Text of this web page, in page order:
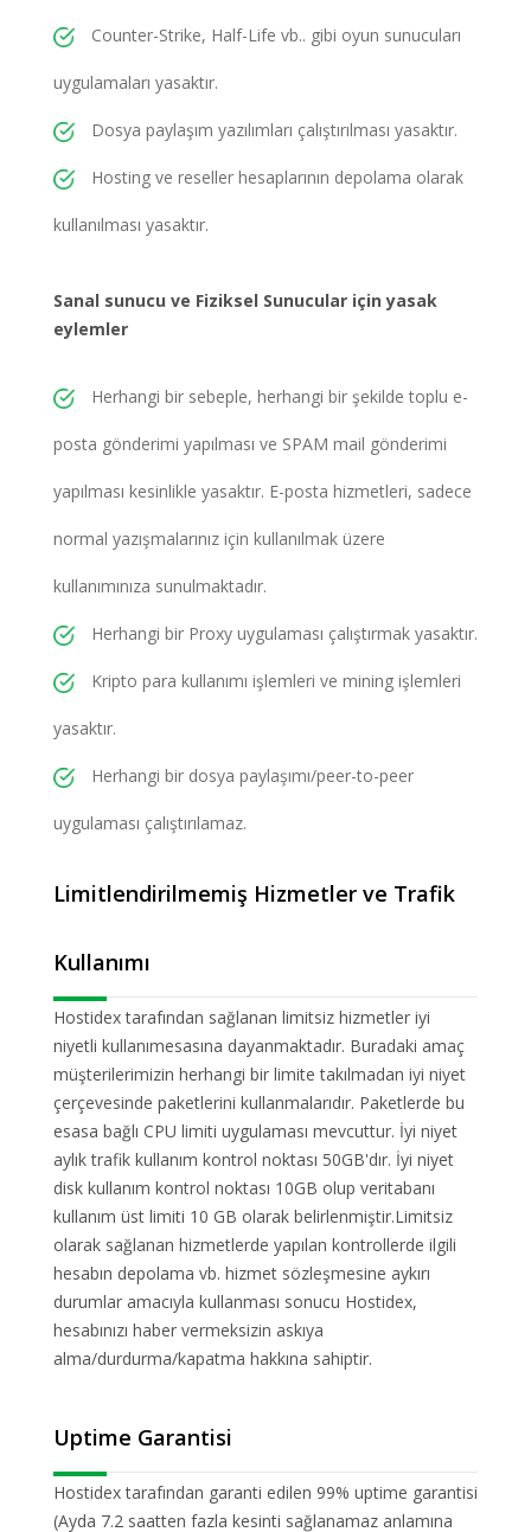
Counter-Strike, Half-Life vb.. gibi oyun sunucuları
uygulamaları yasaktır.
Dosya paylaşım yazılımları çalıştırılması yasaktır.
Hosting ve reseller hesaplarının depolama olarak
kullanılması yasaktır.
Sanal sunucu ve Fiziksel Sunucular için yasak
eylemler
Herhangi bir sebeple, herhangi bir şekilde toplu e-
posta gönderimi yapılması ve SPAM mail gönderimi
yapılması kesinlikle yasaktır. E-posta hizmetleri, sadece
normal yazışmalarınız için kullanılmak üzere
kullanımınıza sunulmaktadır.
Herhangi bir Proxy uygulaması çalıştırmak yasaktır.
Kripto para kullanımı işlemleri ve mining işlemleri
yasaktır.
Herhangi bir dosya paylaşımı/peer-to-peer
uygulaması çalıştırılamaz.
Limitlendirilmemiş Hizmetler ve Trafik
Kullanımı
Hostidex tarafından sağlanan limitsiz hizmetler iyi
niyetli kullanımesasına dayanmaktadır. Buradaki amaç
müşterilerimizin herhangi bir limite takılmadan iyi niyet
çerçevesinde paketlerini kullanmalarıdır. Paketlerde bu
esasa bağlı CPU limiti uygulaması mevcuttur. İyi niyet
aylık trafik kullanım kontrol noktası 50GB'dır. İyi niyet
disk kullanım kontrol noktası 10GB olup veritabanı
kullanım üst limiti 10 GB olarak belirlenmiştir.Limitsiz
olarak sağlanan hizmetlerde yapılan kontrollerde ilgili
hesabın depolama vb. hizmet sözleşmesine aykırı
durumlar amacıyla kullanması sonucu Hostidex,
hesabınızı haber vermeksizin askıya
alma/durdurma/kapatma hakkına sahiptir.
Uptime Garantisi
Hostidex tarafından garanti edilen 99% uptime garantisi
(Ayda 7.2 saatten fazla kesinti sağlanamaz anlamına